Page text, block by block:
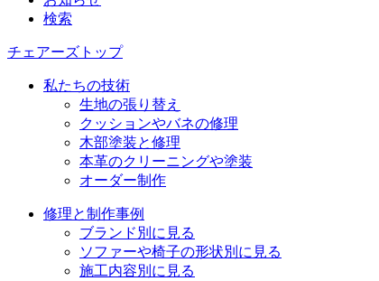
検索
チェアーズトップ
私たちの技術
生地の張り替え
クッションやバネの修理
木部塗装と修理
本革のクリーニングや塗装
オーダー制作
修理と制作事例
ブランド別に見る
ソファーや椅子の形状別に見る
施工内容別に見る